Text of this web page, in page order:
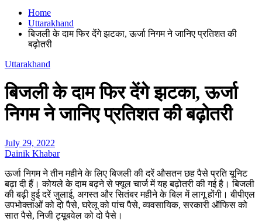
Home
Uttarakhand
बिजली के दाम फिर देंगे झटका, ऊर्जा निगम ने जानिए प्रतिशत की
बढ़ोतरी
Uttarakhand
बिजली के दाम फिर देंगे झटका, ऊर्जा
निगम ने जानिए प्रतिशत की बढ़ोतरी
July 29, 2022
Dainik Khabar
ऊर्जा निगम ने तीन महीने के लिए बिजली की दरें औसतन छह पैसे प्रति यूनिट
बढ़ा दी हैं। कोयले के दाम बढ़ने से फ्यूल चार्ज में यह बढ़ोतरी की गई है। बिजली
की बढ़ी हुई दरें जुलाई, अगस्त और सितंबर महीने के बिल में लागू होंगी। बीपीएल
उपभोक्ताओं को दो पैसे, घरेलू को पांच पैसे, व्यवसायिक, सरकारी ऑफिस को
सात पैसे, निजी ट्यूबवेल को दो पैसे।